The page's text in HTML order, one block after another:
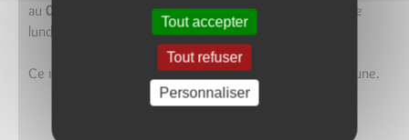
au03.86.58.41.15
pour bénéficier de leurs transports le
lundi matin.
Ce nouveau service est financé par le CCAS de la commune.
Tout accepter
Tout refuser
Personnaliser